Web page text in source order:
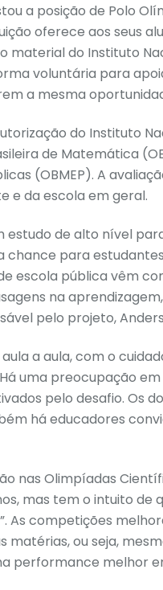
a posição de Polo
oferece aos seus
material do Instituto
voluntária para
a mesma
do Instituto
de Matemática
(OBMEP). A
e da escola em geral.
de alto nível
para
escola pública vêm
na
pelo projeto,
a aula, com o
uma preocupação
pelo desafio. Os
há educadores
nas Olimpíadas
mas tem o intuito de
As competições
ou seja,
performance melhor